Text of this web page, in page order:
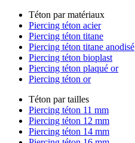
Téton par matériaux
Piercing téton acier
Piercing téton titane
Piercing téton titane anodisé
Piercing téton bioplast
Piercing téton plaqué or
Piercing téton or
Téton par tailles
Piercing téton 11 mm
Piercing téton 12 mm
Piercing téton 14 mm